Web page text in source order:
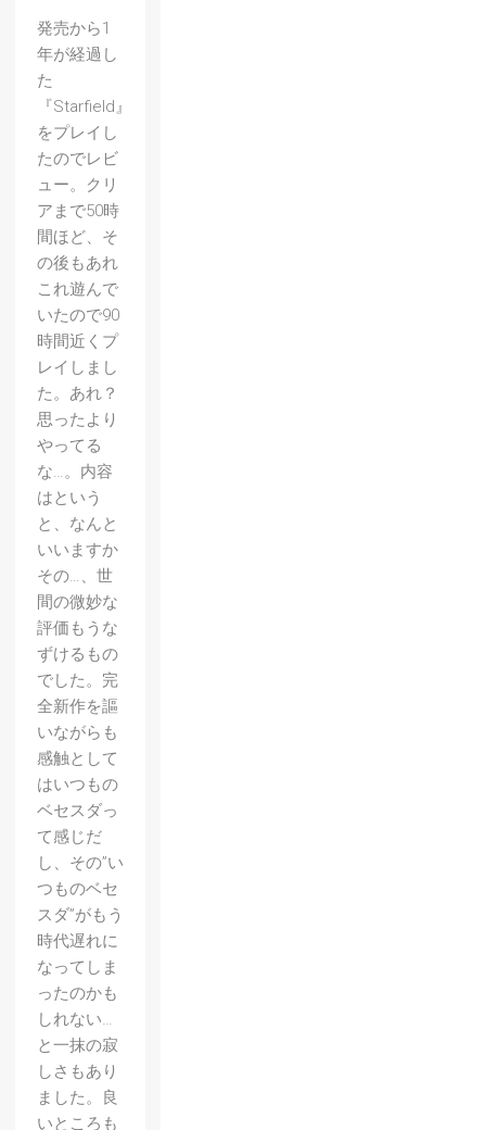
発売から1
年が経過し
た
『Starfield』
をプレイし
たのでレビ
ュー。クリ
アまで50時
間ほど、そ
の後もあれ
これ遊んで
いたので90
時間近くプ
レイしまし
た。あれ？
思ったより
やってる
な…。内容
はという
と、なんと
いいますか
その…、世
間の微妙な
評価もうな
ずけるもの
でした。完
全新作を謳
いながらも
感触として
はいつもの
ベセスダっ
て感じだ
し、その”い
つものベセ
スダ”がもう
時代遅れに
なってしま
ったのかも
しれない…
と一抹の寂
しさもあり
ました。良
いところも